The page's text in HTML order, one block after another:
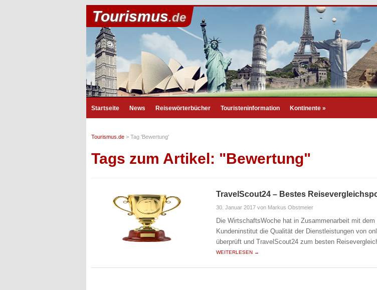
Tourismus.de
Startseite News Reisewörterbücher Touristeninformation Kontinente »
Tourismus.de > Tag 'Bewertung'
Tags zum Artikel: "Bewertung"
TravelScout24 – Bestes
30. Januar 2017 von Markus Obstmeier
Die WirtschaftsWoche hat in Zusammenarbeit mit dem
Kundeninstitut die Qualität der Dienstleistungen von
überprüft und TravelScout24 zum besten
WEITERLESEN →